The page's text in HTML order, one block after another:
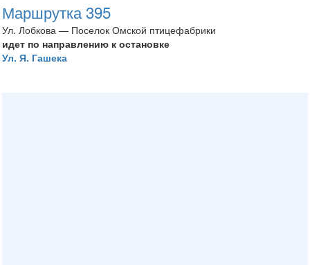
Маршрутка 395
Ул. Лобкова — Поселок Омской птицефабрики
идет по направлению к остановке
Ул. Я. Гашека